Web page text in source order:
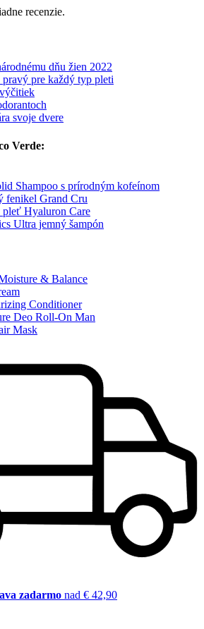
recenzie.
dňu žien 2022
pravý pre každý typ pleti
svoje dvere
Verde:
Shampoo s prírodným kofeínom
fenikel Grand Cru
Hyaluron Care
Ultra jemný šampón
& Balance
Conditioner
Deo Roll-On Man
Mask
zadarmo nad € 42,90